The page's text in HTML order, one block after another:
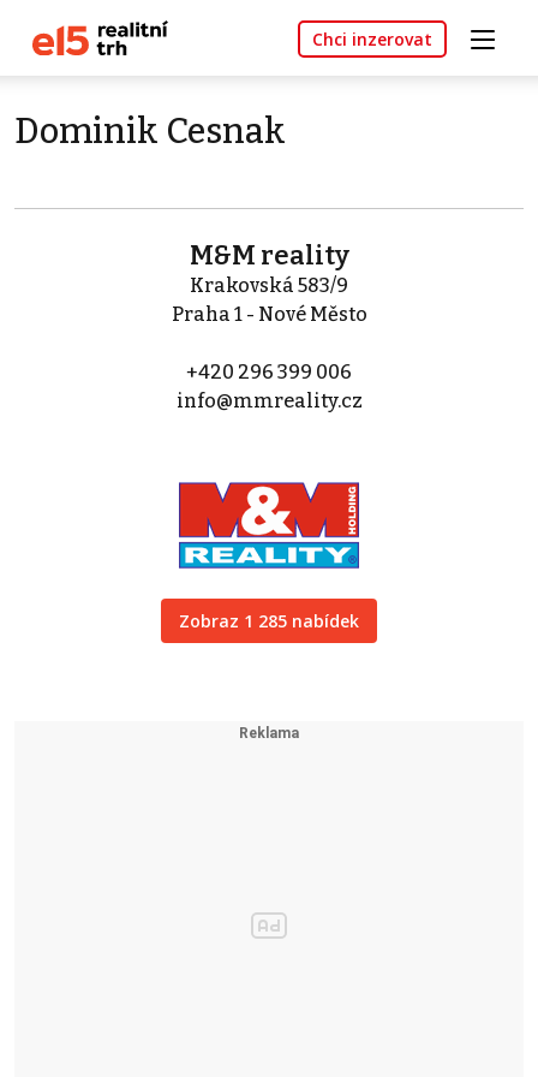
Chci inzerovat
Dominik Cesnak
M&M reality
Krakovská 583/9
Praha 1 - Nové Město
+420 296 399 006
info@mmreality.cz
Zobraz 1 285 nabídek